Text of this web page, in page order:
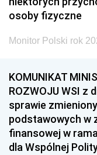
osoby fizyczne
Monitor Polski rok
KOMUNIKAT
ROZWOJU WSI z
sprawie
podstawowych w
finansowej w
dla Wspólnej